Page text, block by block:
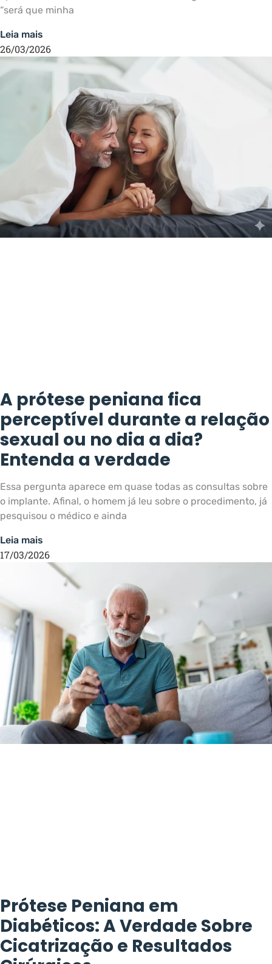
“será que minha
Leia mais
26/03/2026
A prótese peniana fica
perceptível durante a relação
sexual ou no dia a dia?
Entenda a verdade
Essa pergunta aparece em quase todas as consultas sobre
o implante. Afinal, o homem já leu sobre o procedimento, já
pesquisou o médico e ainda
Leia mais
17/03/2026
Prótese Peniana em
Diabéticos: A Verdade Sobre
Cicatrização e Resultados